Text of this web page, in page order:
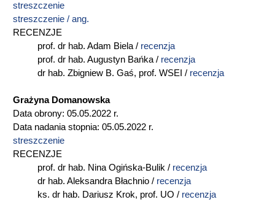
streszczenie
streszczenie / ang.
RECENZJE
prof. dr hab. Adam Biela / recenzja
prof. dr hab. Augustyn Bańka / recenzja
dr hab. Zbigniew B. Gaś, prof. WSEI / recenzja
Grażyna Domanowska
Data obrony: 05.05.2022 r.
Data nadania stopnia: 05.05.2022 r.
streszczenie
RECENZJE
prof. dr hab. Nina Ogińska-Bulik / recenzja
dr hab. Aleksandra Błachnio / recenzja
ks. dr hab. Dariusz Krok, prof. UO / recenzja